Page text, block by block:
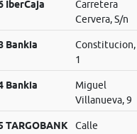
IberCaja
Carretera
Cervera, S/n
Bankia
Constitucion,
1
Bankia
Miguel
Villanueva, 9
Calle